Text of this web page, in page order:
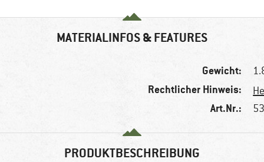
MATERIALINFOS & FEATURES
Gewicht:
Rechtlicher Hinweis:
Art.Nr.:
PRODUKTBESCHREIBUNG